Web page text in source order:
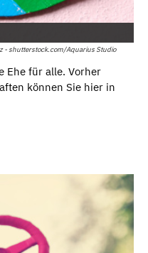
- shutterstock.com/Aquarius Studio
Ehe für alle. Vorher
können Sie hier in